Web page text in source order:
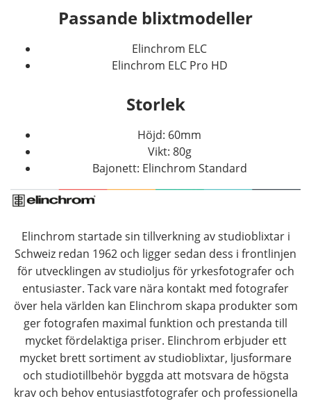
Passande blixtmodeller
Elinchrom ELC
Elinchrom ELC Pro HD
Storlek
Höjd: 60mm
Vikt: 80g
Bajonett: Elinchrom Standard
Elinchrom startade sin tillverkning av studioblixtar i
Schweiz redan 1962 och ligger sedan dess i frontlinjen
för utvecklingen av studioljus för yrkesfotografer och
entusiaster. Tack vare nära kontakt med fotografer
över hela världen kan Elinchrom skapa produkter som
ger fotografen maximal funktion och prestanda till
mycket fördelaktiga priser. Elinchrom erbjuder ett
mycket brett sortiment av studioblixtar, ljusformare
och studiotillbehör byggda att motsvara de högsta
krav och behov entusiastfotografer och professionella